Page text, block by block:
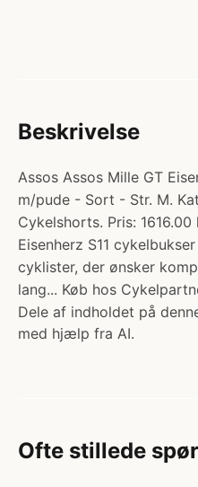
Beskrivelse
Assos Assos Mille GT
m/pude - Sort - Str. M.
Cykelshorts. Pris:
Eisenherz S11
cyklister, der ønsker
lang... Køb hos
Dele af indholdet på
med hjælp fra AI.
Ofte stillede